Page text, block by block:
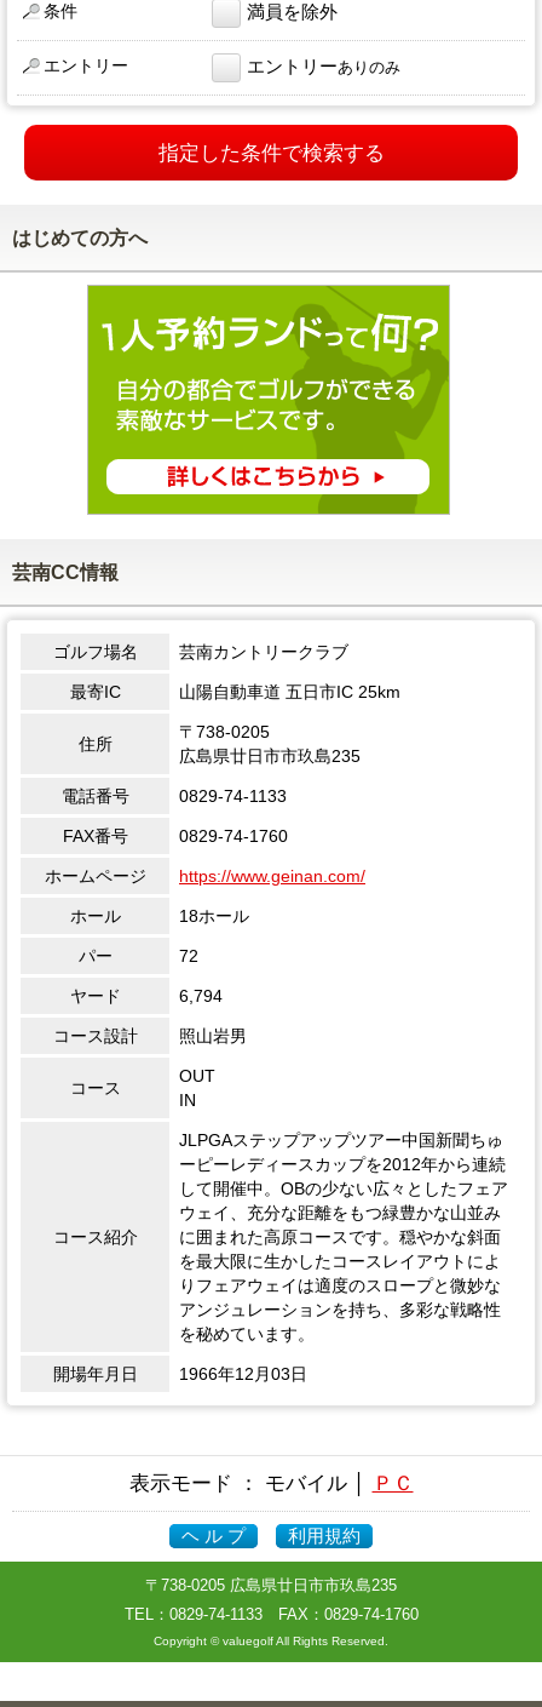
条件 満員を除外
エントリー エントリーありのみ
指定した条件で検索する
はじめての方へ
芸南CC情報
ゴルフ場名 芸南カントリークラブ
最寄IC 山陽自動車道 五日市IC 25km
住所
〒738-0205
広島県廿日市市玖島235
電話番号 0829-74-1133
FAX番号 0829-74-1760
ホームページ https://www.geinan.com/
ホール 18ホール
パー 72
ヤード 6,794
コース設計 照山岩男
コース
OUT
IN
コース紹介
JLPGAステップアップツアー中国新聞ちゅ
ーピーレディースカップを2012年から連続
して開催中。OBの少ない広々としたフェア
ウェイ、充分な距離をもつ緑豊かな山並み
に囲まれた高原コースです。穏やかな斜面
を最大限に生かしたコースレイアウトによ
りフェアウェイは適度のスロープと微妙な
アンジュレーションを持ち、多彩な戦略性
を秘めています。
開場年月日 1966年12月03日
表示モード ： モバイル │ ＰＣ
ヘ ル プ 利用規約
〒738-0205 広島県廿日市市玖島235
TEL： 0829-74-1133FAX：0829-74-1760
Copyright © valuegolf All Rights Reserved.